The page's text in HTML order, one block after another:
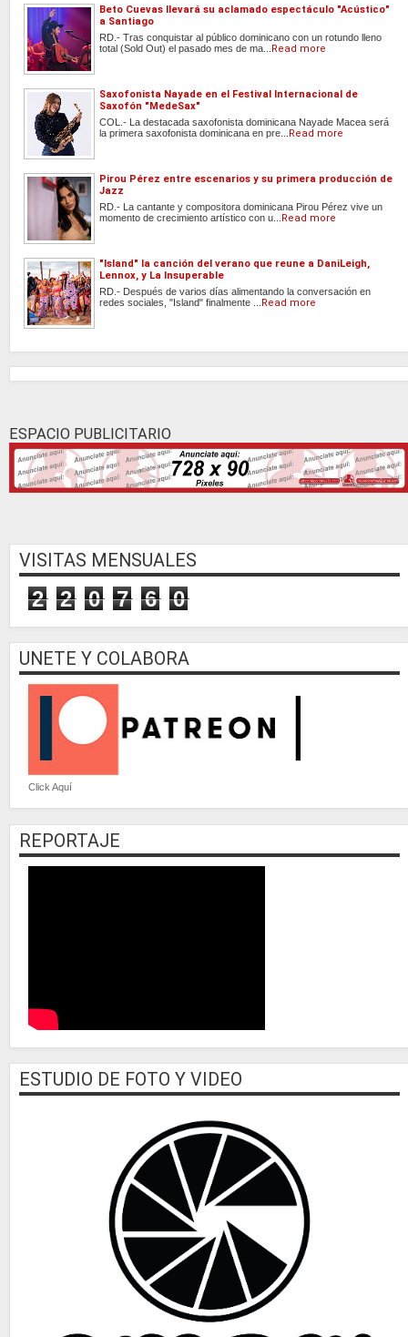
Beto Cuevas llevará su aclamado espectáculo "Acústico"
a Santiago
RD.- Tras conquistar al público dominicano con un rotundo lleno
total (Sold Out) el pasado mes de ma...
Read more
Saxofonista Nayade en el Festival Internacional de
Saxofón "MedeSax"
COL.- La destacada saxofonista dominicana Nayade Macea será
la primera saxofonista dominicana en pre...
Read more
Pirou Pérez entre escenarios y su primera producción de
Jazz
RD.- La cantante y compositora dominicana Pirou Pérez vive un
momento de crecimiento artístico con u...
Read more
"Island" la canción del verano que reune a DaniLeigh,
Lennox, y La Insuperable
RD.- Después de varios días alimentando la conversación en
redes sociales, "Island" finalmente ...
Read more
ESPACIO PUBLICITARIO
VISITAS MENSUALES
2 2 0 7 6 0
UNETE Y COLABORA
Click Aquí
REPORTAJE
ESTUDIO DE FOTO Y VIDEO